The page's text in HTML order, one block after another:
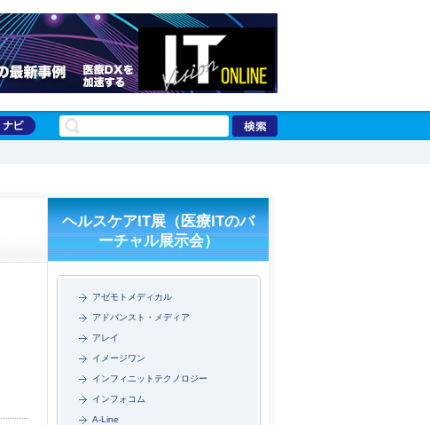
ヘルスケアIT展（医療ITのバ
ーチャル展示会）
アゼモトメディカル
アドバンスト・メディア
アレイ
イメージワン
インフィニットテクノロジー
インフォコム
A-Line